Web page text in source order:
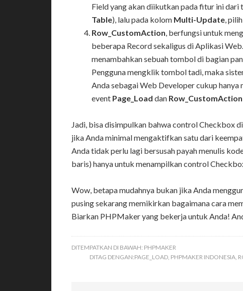
Field yang akan diikutkan pada fitur ini dari
Table), lalu pada kolom Multi-Update,
Row_CustomAction, berfungsi untuk
beberapa Record sekaligus di Aplikasi
menambahkan sebuah tombol di bagian
Pengguna mengklik tombol tadi, maka
Anda sebagai Web Developer cukup
event Page_Load dan Row_CustomAction
Jadi, bisa disimpulkan bahwa control Checkbox
jika Anda minimal mengaktifkan satu dari
Anda tidak perlu lagi bersusah payah menulis
baris) hanya untuk menampilkan control
Wow, betapa mudahnya bukan jika Anda
pusing sekarang memikirkan bagaimana cara
Biarkan PHPMaker yang bekerja untuk Anda!
DITEMPATKAN DI BAWAH: PHPMAKER
DITAG DENGAN:PAGE_LOAD, PHPMAKER INDONESIA,